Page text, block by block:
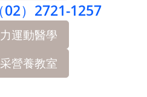
（02）2721-1257
運動醫學
營養教室